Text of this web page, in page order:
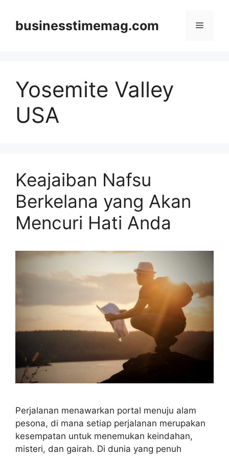
contentbusinesstimemag.com Menu
Yosemite Valley
USA
Keajaiban Nafsu
Berkelana yang Akan
Mencuri Hati Anda
Perjalanan menawarkan portal menuju alam
pesona, di mana setiap perjalanan merupakan
kesempatan untuk menemukan keindahan,
misteri, dan gairah. Di dunia yang penuh